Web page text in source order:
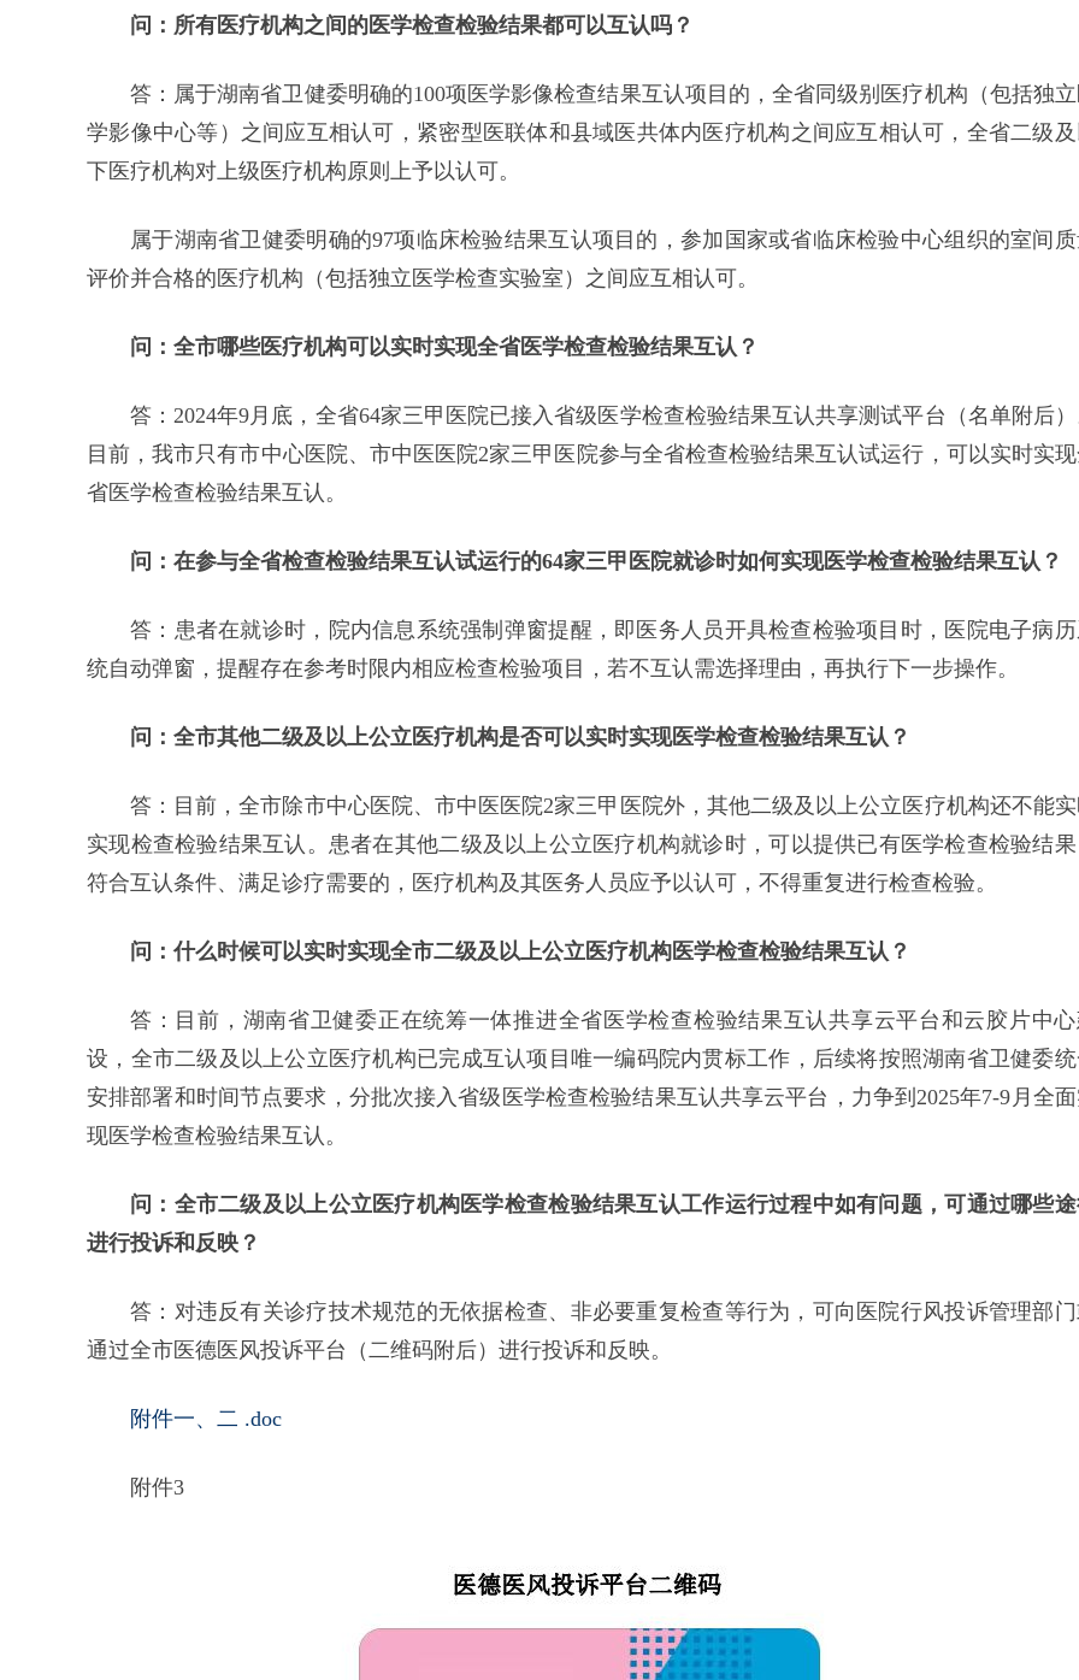
问：所有医疗机构之间的医学检查检验结果都可以互认吗？
答：属于湖南省卫健委明确的100项医学影像检查结果互认项目的，全省同级别医疗机构（包括独
学影像中心等）之间应互相认可，紧密型医联体和县域医共体内医疗机构之间应互相认可，全省二级
下医疗机构对上级医疗机构原则上予以认可。
属于湖南省卫健委明确的97项临床检验结果互认项目的，参加国家或省临床检验中心组织的室间
评价并合格的医疗机构（包括独立医学检查实验室）之间应互相认可。
问：全市哪些医疗机构可以实时实现全省医学检查检验结果互认？
答：2024年9月底，全省64家三甲医院已接入省级医学检查检验结果互认共享测试平台（名单附后
目前，我市只有市中心医院、市中医医院2家三甲医院参与全省检查检验结果互认试运行，可以实时实
省医学检查检验结果互认。
问：在参与全省检查检验结果互认试运行的64家三甲医院就诊时如何实现医学检查检验结果互认？
答：患者在就诊时，院内信息系统强制弹窗提醒，即医务人员开具检查检验项目时，医院电子病
统自动弹窗，提醒存在参考时限内相应检查检验项目，若不互认需选择理由，再执行下一步操作。
问：全市其他二级及以上公立医疗机构是否可以实时实现医学检查检验结果互认？
答：目前，全市除市中心医院、市中医医院2家三甲医院外，其他二级及以上公立医疗机构还不能
实现检查检验结果互认。患者在其他二级及以上公立医疗机构就诊时，可以提供已有医学检查检验结
符合互认条件、满足诊疗需要的，医疗机构及其医务人员应予以认可，不得重复进行检查检验。
问：什么时候可以实时实现全市二级及以上公立医疗机构医学检查检验结果互认？
答：目前，湖南省卫健委正在统筹一体推进全省医学检查检验结果互认共享云平台和云胶片中
设，全市二级及以上公立医疗机构已完成互认项目唯一编码院内贯标工作，后续将按照湖南省卫健委
安排部署和时间节点要求，分批次接入省级医学检查检验结果互认共享云平台，力争到2025年7-9月全
现医学检查检验结果互认。
问：全市二级及以上公立医疗机构医学检查检验结果互认工作运行过程中如有问题，可通过哪些
进行投诉和反映？
答：对违反有关诊疗技术规范的无依据检查、非必要重复检查等行为，可向医院行风投诉管理部
通过全市医德医风投诉平台（二维码附后）进行投诉和反映。
附件一、二 .doc
附件3